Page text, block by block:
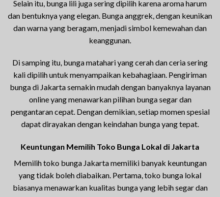
Selain itu, bunga lili juga sering dipilih karena aroma harum
dan bentuknya yang elegan. Bunga anggrek, dengan keunikan
dan warna yang beragam, menjadi simbol kemewahan dan
keanggunan.
Di samping itu, bunga matahari yang cerah dan ceria sering
kali dipilih untuk menyampaikan kebahagiaan. Pengiriman
bunga di Jakarta semakin mudah dengan banyaknya layanan
online yang menawarkan pilihan bunga segar dan
pengantaran cepat. Dengan demikian, setiap momen spesial
dapat dirayakan dengan keindahan bunga yang tepat.
Keuntungan Memilih Toko Bunga Lokal di Jakarta
Memilih toko bunga Jakarta memiliki banyak keuntungan
yang tidak boleh diabaikan. Pertama, toko bunga lokal
biasanya menawarkan kualitas bunga yang lebih segar dan